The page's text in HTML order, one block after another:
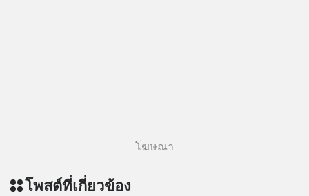
โฆษณา
โพสต์ที่เกี่ยวข้อง